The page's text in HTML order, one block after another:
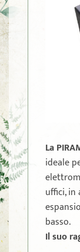
La
ideale
uffici, in
basso.
Il suo